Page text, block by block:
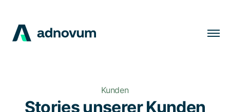
Kunden Kunden
Stories unserer Kunden